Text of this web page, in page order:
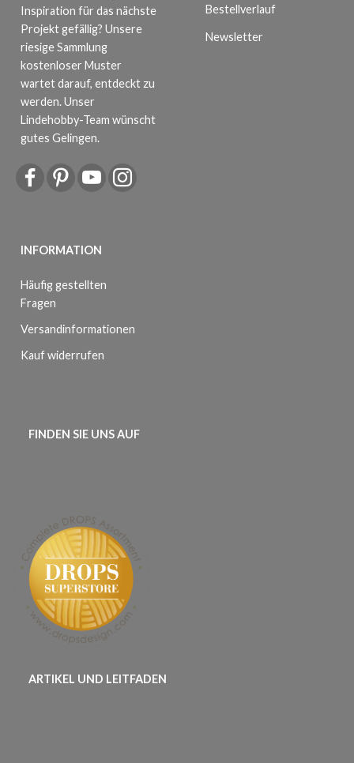
Inspiration für das nächste
Projekt gefällig? Unsere
riesige Sammlung
kostenloser Muster
wartet darauf, entdeckt zu
werden. Unser
Lindehobby-Team wünscht
gutes Gelingen.
INFORMATION
Häufig gestellten
Fragen
Versandinformationen
Kauf widerrufen
Bestellverlauf
Newsletter
FINDEN SIE UNS AUF
ARTIKEL UND LEITFADEN